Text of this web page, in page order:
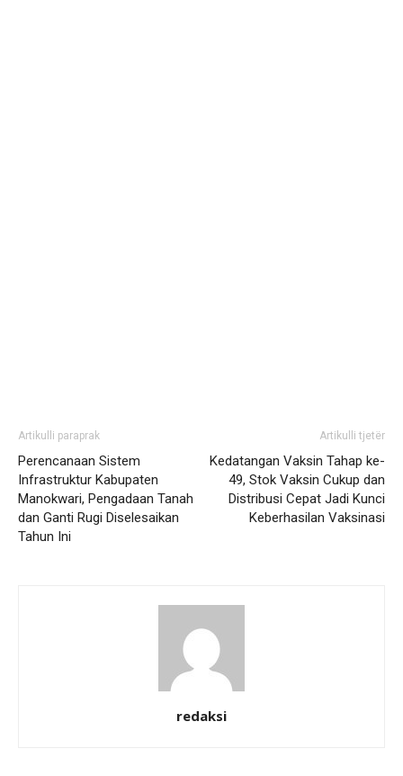
Artikulli paraprak
Perencanaan Sistem
Infrastruktur Kabupaten
Manokwari, Pengadaan Tanah
dan Ganti Rugi Diselesaikan
Tahun Ini
Artikulli tjetër
Kedatangan Vaksin Tahap ke-
49, Stok Vaksin Cukup dan
Distribusi Cepat Jadi Kunci
Keberhasilan Vaksinasi
redaksi